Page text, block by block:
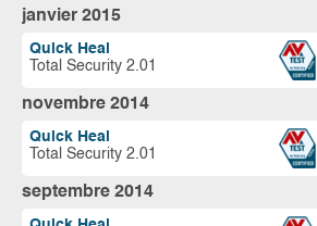
janvier 2015
Quick Heal
Total Security 2.01
novembre 2014
Quick Heal
Total Security 2.01
septembre 2014